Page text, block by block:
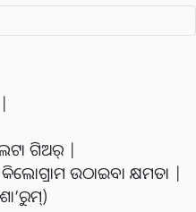
ଗିଅର୍ |
ଉଠାଇବା କ୍ଷମତା |